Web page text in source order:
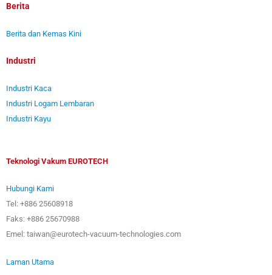
Berita
Berita dan Kemas Kini
Industri
Industri Kaca
Industri Logam Lembaran
Industri Kayu
Teknologi Vakum EUROTECH
Hubungi Kami
Tel: +886 25608918
Faks: +886 25670988
Emel: taiwan@eurotech-vacuum-technologies.com
Laman Utama